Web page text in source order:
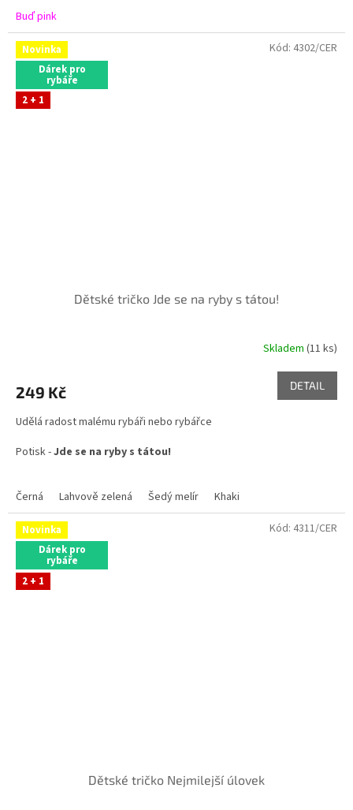
Buď pink
Novinka
Dárek pro
rybáře
2 + 1
Dětské tričko Jde se na ryby s tátou!
je
z
hvězdiček.
Skladem(11 ks)
249 Kč DETAIL
Udělá radost malému rybáři nebo rybářce
Potisk -Jde se na ryby s tátou!
Černá Lahvově zelená Šedý melír Khaki
Kód: 4302/CER
Novinka
Dárek pro
rybáře
2 + 1
Dětské tričko Nejmilejší úlovek
Kód: 4311/CER